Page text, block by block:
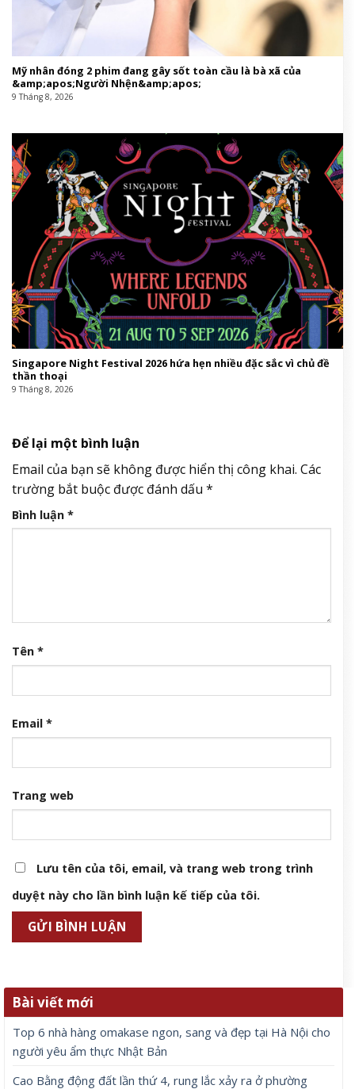
Mỹ nhân đóng 2 phim đang gây sốt toàn cầu là bà xã của
&amp;apos;Người Nhện&amp;apos;
9 Tháng 8, 2026
Singapore Night Festival 2026 hứa hẹn nhiều đặc sắc vì chủ đề
thần thoại
9 Tháng 8, 2026
Để lại một bình luận
Email của bạn sẽ không được hiển thị công khai. Các
trường bắt buộc được đánh dấu *
Bình luận *
Tên *
Email *
Trang web
Lưu tên của tôi, email, và trang web trong trình
duyệt này cho lần bình luận kế tiếp của tôi.
Bài viết mới
Top 6 nhà hàng omakase ngon, sang và đẹp tại Hà Nội cho
người yêu ẩm thực Nhật Bản
Cao Bằng động đất lần thứ 4, rung lắc xảy ra ở phường